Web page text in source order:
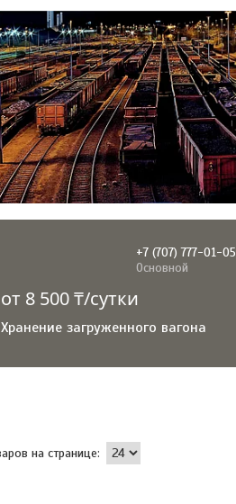
+7 (707) 777-01-05
Основной
от 8 500 ₸/сутки
Хранение загруженного вагона